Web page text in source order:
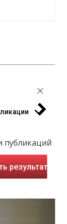
публикаций
результаты